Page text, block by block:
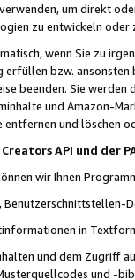
um direkt
zu entwickeln
wenn Sie zu
bzw. ansonsten
beenden. Sie werden
und Amazon-
und löschen
API und der
wir Ihnen
Benutzerschnittstellen-
in
und dem Zugriff
und